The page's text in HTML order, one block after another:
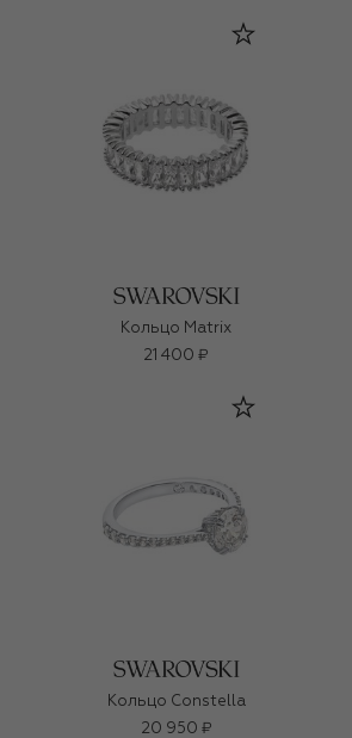
Кольцо Matrix
21 400 ₽
Кольцо Constella
20 950 ₽